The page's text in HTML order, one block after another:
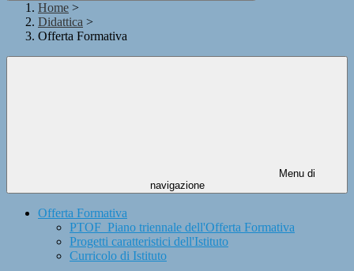
Home >
Didattica >
Offerta Formativa
Menu di
navigazione
Offerta Formativa
PTOF_Piano triennale dell'Offerta Formativa
Progetti caratteristici dell'Istituto
Curricolo di Istituto